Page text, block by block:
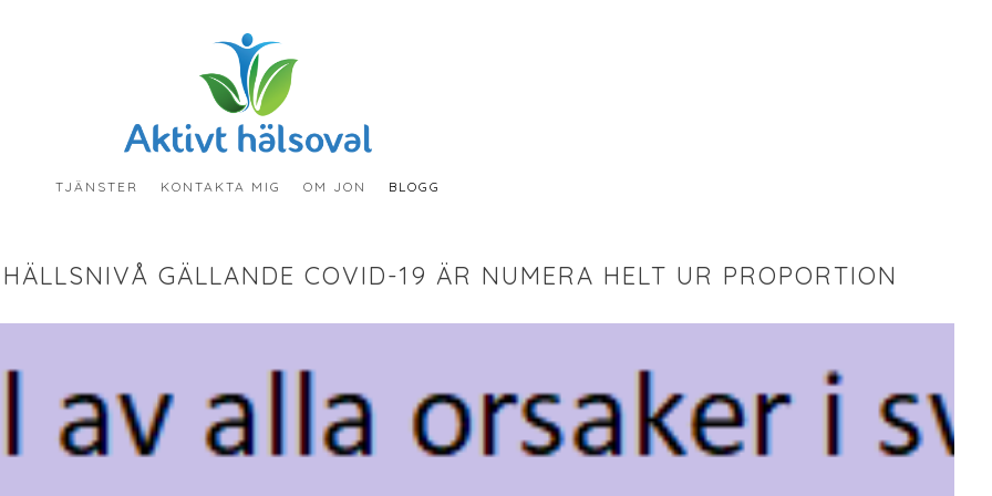
TJÄNSTER KONTAKTA MIG OM JON BLOGG
GÄLLANDE COVID-19 ÄR NUMERA HELT UR PROPORTION